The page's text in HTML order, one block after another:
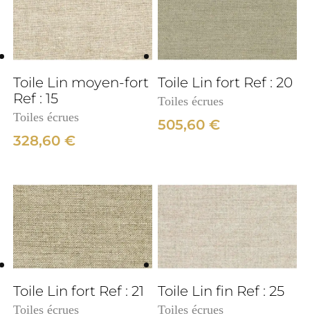
Toile Lin moyen-fort
Ref : 15
Toiles écrues
328,60€
3cm
Toile Lin fort Ref : 20
Toiles écrues
505,60€
Toile Lin fort Ref : 21
Toiles écrues
3cm
Toile Lin fin Ref : 25
Toiles écrues